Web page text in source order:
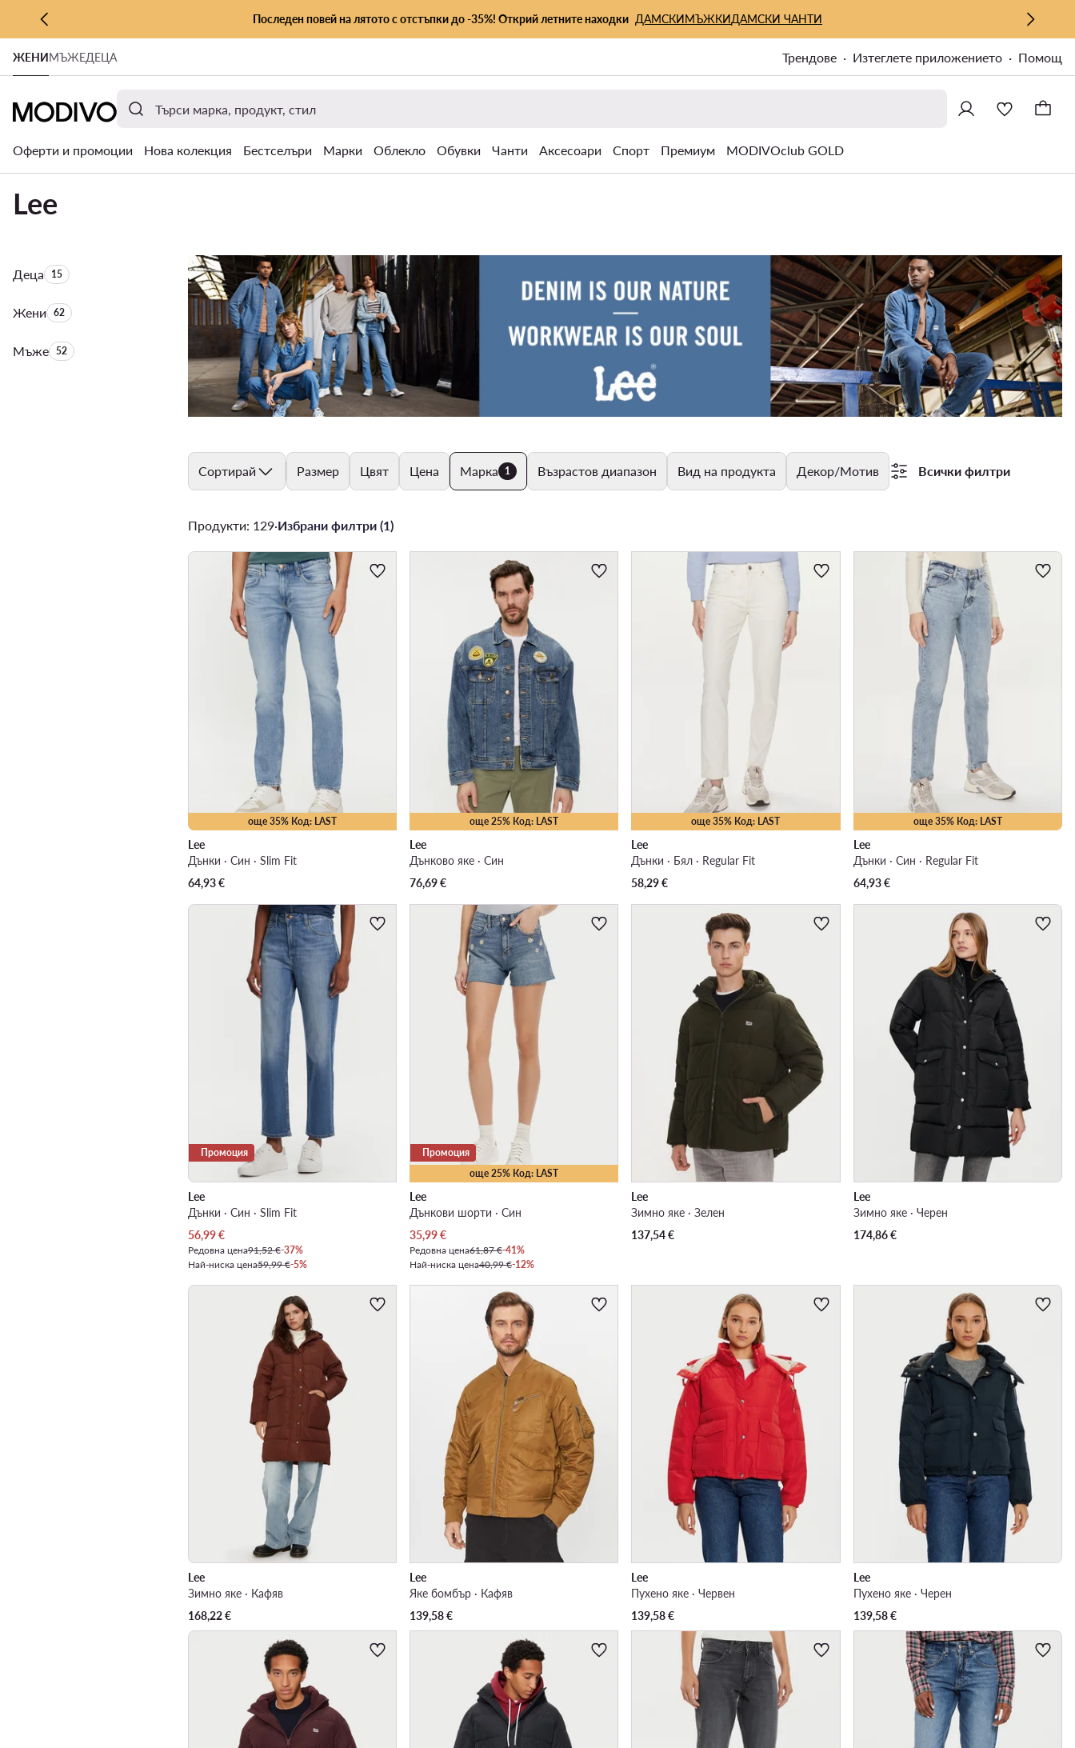
КЪМ ОСНОВНОТО СЪДЪРЖАНИЕ
КЪМ ТЪРСЕНЕ
Последен повей на лятото с отстъпки до -35%! Открий летните находки ДАМСКИМЪЖКИДАМСКИ ЧАНТИ
ЖЕНИМЪЖЕДЕЦА Трендове Изтеглете приложението Помощ
Оферти и промоции Нова колекция Бестселъри Марки Облекло Обувки Чанти Аксесоари Спорт Премиум MODIVOclub GOLD
Lee
ДецаБрой на продуктите:
15
ЖениБрой на продуктите:
62
МъжеБрой на продуктите:
52
Сортирай Размер Цвят Цена Марка 1 Възрастов диапазон Вид на продукта Декор/Мотив Всички филтри
Продукти: 129·Избрани филтри (1)
още 35% Код: LAST
Lee
Дънки · Син · Slim Fit
64,93€
още 25% Код: LAST
Lee
Дънково яке · Син
76,69€
още 35% Код: LAST
Lee
Дънки · Бял · Regular Fit
58,29€
още 35% Код: LAST
Lee
Дънки · Син · Regular Fit
64,93€
Промоция
Lee
Дънки · Син · Slim Fit
Актуална цена
56,99€
Редовна цена91,52 €-37%
Най-ниска цена59,99 €-5%
още 25% Код: LAST
Промоция
Lee
Дънкови шорти · Син
Актуална цена
35,99€
Редовна цена61,87 €-41%
Най-ниска цена40,99 €-12%
Lee
Зимно яке · Зелен
137,54€
Lee
Зимно яке · Черен
174,86€
Lee
Зимно яке · Кафяв
168,22€
Lee
Яке бомбър · Кафяв
139,58€
Lee
Пухено яке · Червен
139,58€
Lee
Пухено яке · Черен
139,58€